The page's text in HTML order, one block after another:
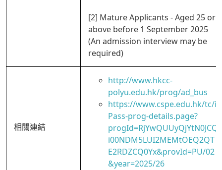
[2] Mature Applicants - Aged 25 or
above before 1 September 2025
(An admission interview may be
required)
相關連結
http://www.hkcc-
polyu.edu.hk/prog/ad_bus
https://www.cspe.edu.hk/tc/i
Pass-prog-details.page?
progId=RjYwQUUyQjYtN0JCQ
i00NDM5LUI2MEMtOEQ2QT
E2RDZCQ0Yx&provId=PU/02
&year=2025/26